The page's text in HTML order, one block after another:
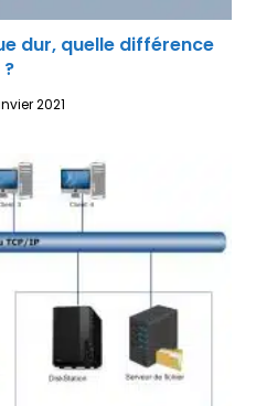
dur, quelle différence
?
2021